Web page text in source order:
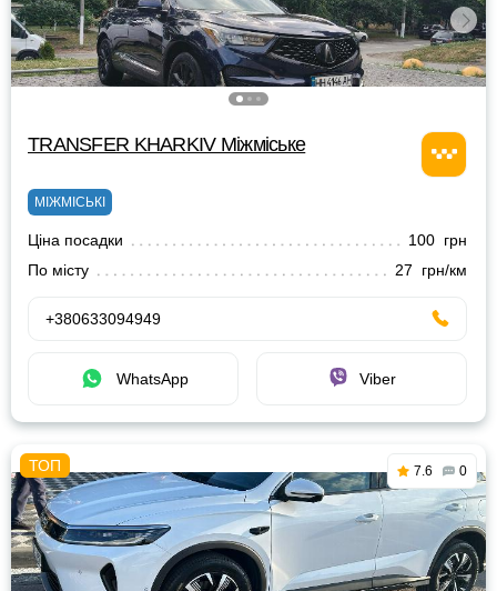
TRANSFER KHARKIV Міжміське
МІЖМІСЬКІ
Ціна посадки
100 грн
По місту
27 грн/км
+380633094949
WhatsApp Viber
7.6 0